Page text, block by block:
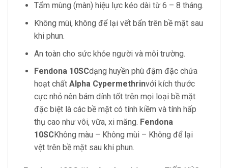
Tẩm mùng (màn) hiệu lực kéo dài từ 6 – 8 tháng.
Không mùi, không để lại vết bẩn trên bề mặt sau
khi phun.
An toàn cho sức khỏe người và môi trường.
Fendona 10SCdạng huyền phù đậm đặc chứa
hoạt chất Alpha Cypermethrinvới kích thước
cực nhỏ nên bám dính tốt trên mọi loại bề mặt
đặc biệt là các bề mặt có tính kiềm và tính hấp
thụ cao như vôi, vữa, xi măng. Fendona
10SCKhông màu – Không mùi – Không để lại
vệt trên bề mặt sau khi phun.